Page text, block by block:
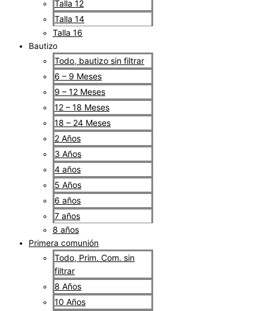
Talla 12
Talla 14
Talla 16
Bautizo
Todo, bautizo sin filtrar
6 – 9 Meses
9 – 12 Meses
12 – 18 Meses
18 – 24 Meses
2 Años
3 Años
4 años
5 Años
6 años
7 años
8 años
Primera comunión
Todo, Prim. Com. sin
filtrar
8 Años
10 Años